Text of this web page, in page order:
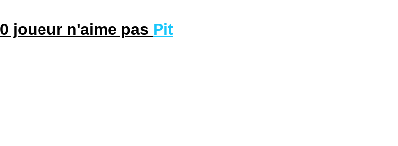
0 joueur n'aime pas Pit